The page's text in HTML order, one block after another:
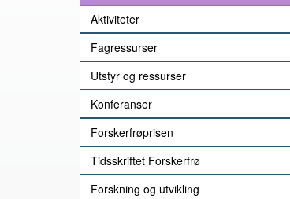
Aktiviteter
Fagressurser
Utstyr og ressurser
Konferanser
Forskerfrøprisen
Tidsskriftet Forskerfrø
Forskning og utvikling